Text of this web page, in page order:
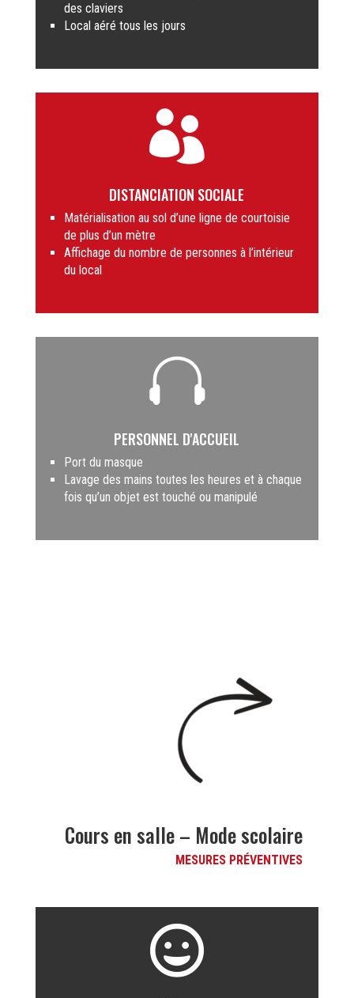
des claviers
Local aéré tous les jours

DISTANCIATION SOCIALE
Matérialisation au sol d’une ligne de courtoisie
de plus d’un mètre
Affichage du nombre de personnes à l’intérieur
du local

PERSONNEL D'ACCUEIL
Port du masque
Lavage des mains toutes les heures et à chaque
fois qu’un objet est touché ou manipulé
Cours en salle – Mode scolaire
MESURES PRÉVENTIVES
